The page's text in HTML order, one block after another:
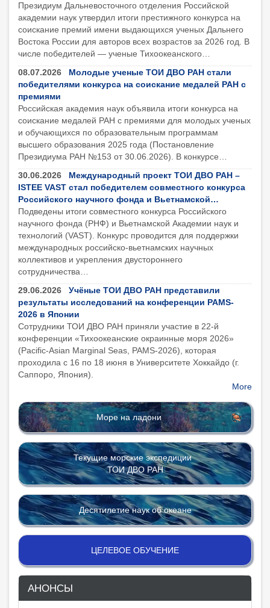
Президиум Дальневосточного отделения Российской
академии наук утвердил итоги престижного конкурса на
соискание премий имени выдающихся ученых Дальнего
Востока России для авторов всех возрастов за 2026 год. В
числе победителей — ученые Тихоокеанского…
08.07.2026
Молодые ученые ТОИ ДВО РАН стали
победителями конкурса на соискание медалей РАН с
премиями
Российская академия наук объявила итоги конкурса на
соискание медалей РАН с премиями для молодых ученых
и обучающихся по образовательным программам
высшего образования 2025 года (Постановление
Президиума РАН №153 от 30.06.2026). В конкурсе…
30.06.2026
Международный проект ТОИ ДВО РАН –
ISTEE VAST стал победителем совместного конкурса
Российского научного фонда и Вьетнамской…
Подведены итоги совместного конкурса Российского
научного фонда (РНФ) и Вьетнамской Академии наук и
технологий (VAST). Конкурс проводится для поддержки
международных российско-вьетнамских научных
коллективов и укрепления двустороннего
сотрудничества…
29.06.2026
Учёные ТОИ ДВО РАН представили
результаты исследований на конференции PAMS-
2026 в Японии
Сотрудники ТОИ ДВО РАН приняли участие в 22-й
конференции «Тихоокеанские окраинные моря 2026»
(Pacific-Asian Marginal Seas, PAMS-2026), которая
проходила с 16 по 18 июня в Университете Хоккайдо (г.
Саппоро, Япония).
More
Море на ладони
Текущие морские экспедиции
ТОИ ДВО РАН
Десятилетие наук об океане
ЦЕЛЕВОЕ ОБУЧЕНИЕ
АНОНСЫ